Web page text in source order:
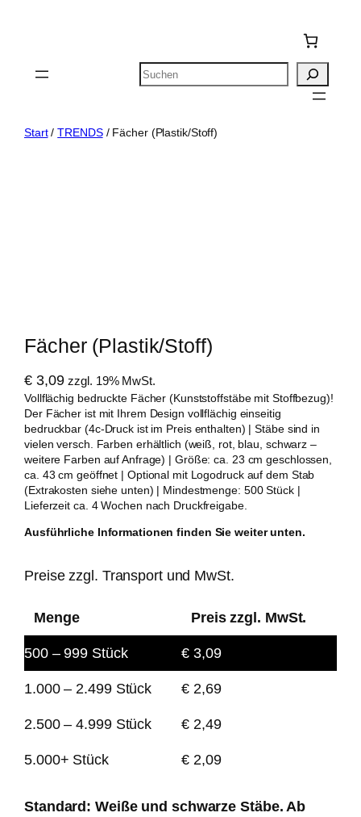
Suchen
Start/TRENDS/ Fächer (Plastik/Stoff)
Fächer (Plastik/Stoff)
€3,09 zzgl. 19% MwSt.
Vollflächig bedruckte Fächer (Kunststoffstäbe mit Stoffbezug)!
Der Fächer ist mit Ihrem Design vollflächig einseitig
bedruckbar (4c-Druck ist im Preis enthalten) | Stäbe sind in
vielen versch. Farben erhältlich (weiß, rot, blau, schwarz –
weitere Farben auf Anfrage) | Größe: ca. 23 cm geschlossen,
ca. 43 cm geöffnet | Optional mit Logodruck auf dem Stab
(Extrakosten siehe unten) | Mindestmenge: 500 Stück |
Lieferzeit ca. 4 Wochen nach Druckfreigabe.
Ausführliche Informationen finden Sie weiter unten.
Preise zzgl. Transport und MwSt.
Menge Preis zzgl. MwSt.
500 – 999 Stück €3,09
1.000 – 2.499 Stück €2,69
2.500 – 4.999 Stück €2,49
5.000+ Stück €2,09
Standard: Weiße und schwarze Stäbe. Ab